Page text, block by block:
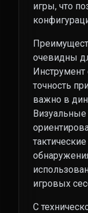
игры, что
очевидны
точность
важно в
игровых
С